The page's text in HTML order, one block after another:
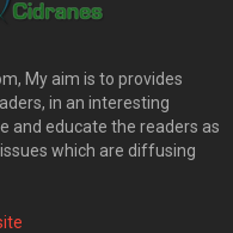
My aim is to provides
in an interesting
and educate the readers as
which are diffusing